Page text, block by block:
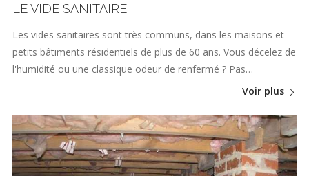
LE VIDE SANITAIRE
Les vides sanitaires sont très communs, dans les maisons et
petits bâtiments résidentiels de plus de 60 ans. Vous décelez de
l'humidité ou une classique odeur de renfermé ? Pas…
Voir plus